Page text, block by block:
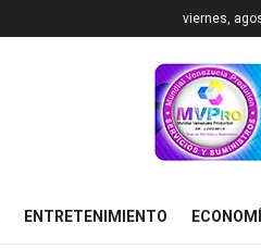
viernes,
ENTRETENIMIENTO